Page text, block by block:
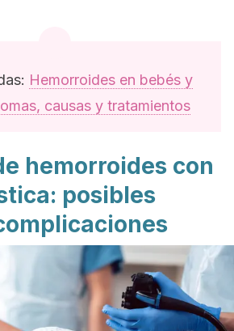
Hemorroides en bebés y
causas y tratamientos
hemorroides con
posibles